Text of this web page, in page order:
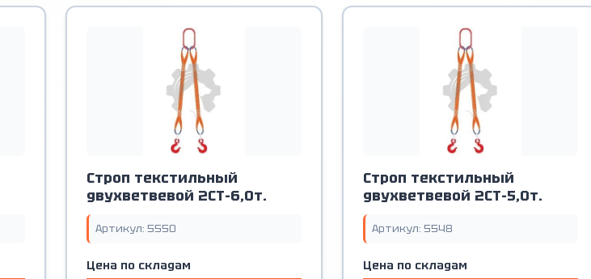
Строп текстильный
двухветвевой 2СТ-6,0т.
Артикул: 5550
Цена по складам
Строп текстильный
двухветвевой 2СТ-5,0т.
Артикул: 5548
Цена по складам